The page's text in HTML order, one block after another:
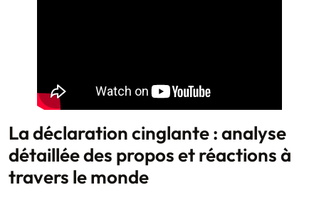
La déclaration cinglante : analyse
détaillée des propos et réactions à
travers le monde